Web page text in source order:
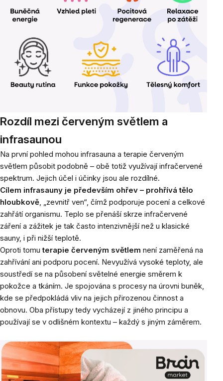
Rozdíl mezi červeným světlem a
infrasaunou
Na první pohled mohou infrasauna a terapie červeným
světlem působit podobně – obě totiž využívají infračervené
spektrum. Jejich účel i účinky jsou ale rozdílné.
Cílem infrasauny je především ohřev – prohřívá tělo
hloubkově, „zevnitř ven“, čímž podporuje pocení a celkové
zahřátí organismu. Teplo se přenáší skrze infračervené
záření a zážitek je tak často intenzivnější než u klasické
sauny, i při nižší teplotě.
Oproti tomuterapie červeným světlem není zaměřená na
zahřívání ani podporu pocení. Nevyužívá vysoké teploty, ale
soustředí se na působení světelné energie směrem k
pokožce a tkáním. Je spojována s procesy na úrovni buněk,
kde se předpokládá vliv na jejich přirozenou činnost a
obnovu. Oba přístupy tedy vycházejí z jiného principu a
používají se v odlišném kontextu – každý s jiným záměrem.